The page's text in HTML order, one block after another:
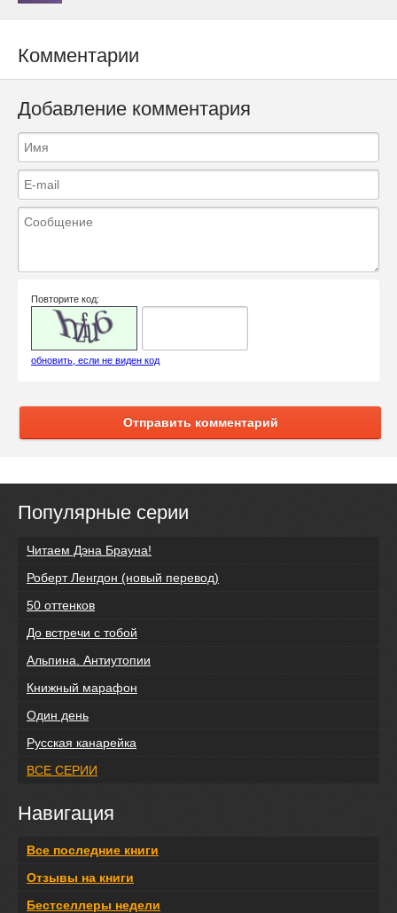
Комментарии
Добавление комментария
Повторите код:
обновить, если не виден код
Отправить комментарий
Популярные серии
Читаем Дэна Брауна!
Роберт Ленгдон (новый перевод)
50 оттенков
До встречи с тобой
Альпина. Антиутопии
Книжный марафон
Один день
Русская канарейка
ВСЕ СЕРИИ
Навигация
Все последние книги
Отзывы на книги
Бестселлеры недели